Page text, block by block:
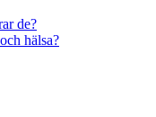
de?
hälsa?